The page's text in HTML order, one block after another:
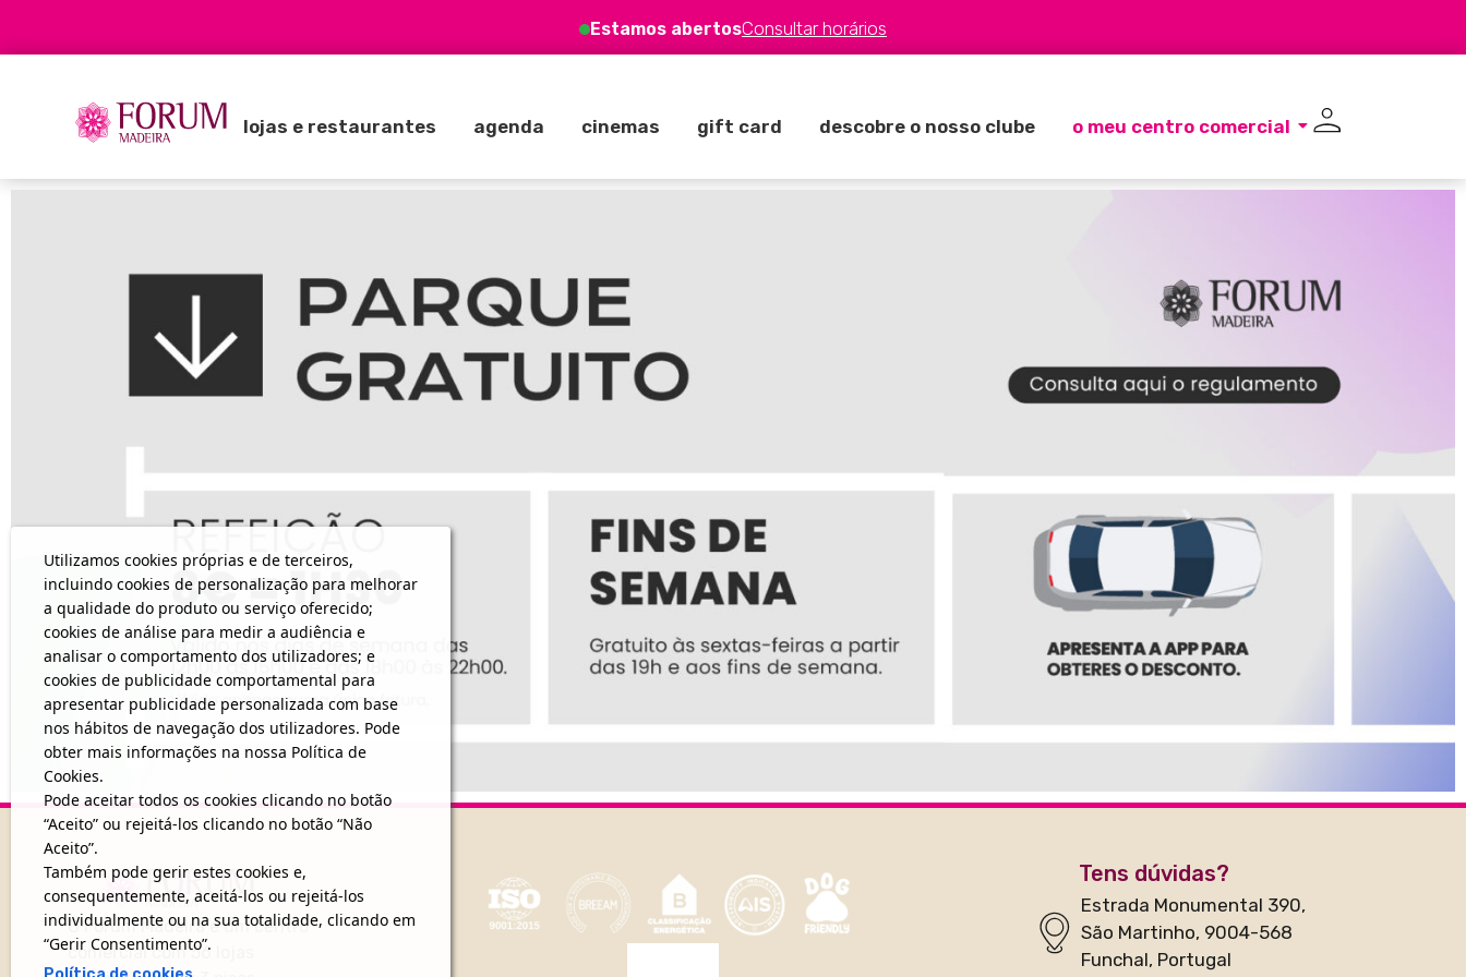
Estamos abertosConsultar horários
lojas e restaurantes agenda cinemas gift card descobre o nosso clube o meu centro comercial
O Forum Madeira é um centro
comercial com 56 lojas
Tens dúvidas?
Estrada Monumental 390,
São Martinho, 9004-568
Funchal, Portugal
Utilizamos cookies próprias e de terceiros,
incluindo cookies de personalização para melhorar
a qualidade do produto ou serviço oferecido;
cookies de análise para medir a audiência e
analisar o comportamento dos utilizadores; e
cookies de publicidade comportamental para
apresentar publicidade personalizada com base
nos hábitos de navegação dos utilizadores. Pode
obter mais informações na nossa Política de
Cookies.
Pode aceitar todos os cookies clicando no botão
“Aceito” ou rejeitá-los clicando no botão “Não
Aceito”.
Também pode gerir estes cookies e,
consequentemente, aceitá-los ou rejeitá-los
individualmente ou na sua totalidade, clicando em
“Gerir Consentimento”.